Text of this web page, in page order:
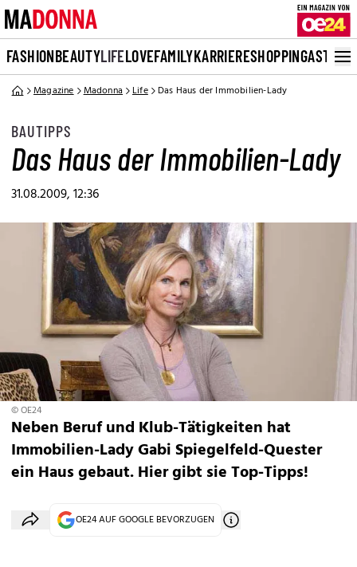
FASHIONBEAUTYLIFELOVEFAMILYKARRIERESHOPPINGASTRO
Magazine Madonna Life Das Haus der Immobilien-Lady
BAUTIPPS
Das Haus der Immobilien-Lady
31.08.2009, 12:36
© OE24
Neben Beruf und Klub-Tätigkeiten hat
Immobilien-Lady Gabi Spiegelfeld-Quester
ein Haus gebaut. Hier gibt sie Top-Tipps!
OE24 AUF GOOGLE BEVORZUGEN